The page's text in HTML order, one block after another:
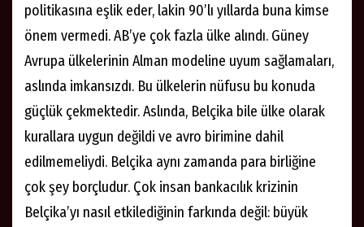
politikasına eşlik eder, lakin 90’lı yıllarda buna kimse
önem vermedi. AB’ye çok fazla ülke alındı. Güney
Avrupa ülkelerinin Alman modeline uyum sağlamaları,
aslında imkansızdı. Bu ülkelerin nüfusu bu konuda
güçlük çekmektedir. Aslında, Belçika bile ülke olarak
kurallara uygun değildi ve avro birimine dahil
edilmemeliydi. Belçika aynı zamanda para birliğine
çok şey borçludur. Çok insan bankacılık krizinin
Belçika’yı nasıl etkilediğinin farkında değil: büyük